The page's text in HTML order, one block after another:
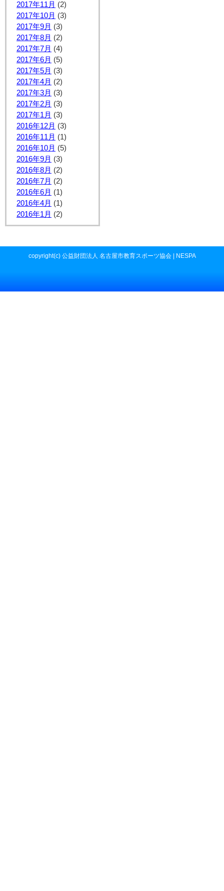
2017年11月 (2)
2017年10月 (3)
2017年9月 (3)
2017年8月 (2)
2017年7月 (4)
2017年6月 (5)
2017年5月 (3)
2017年4月 (2)
2017年3月 (3)
2017年2月 (3)
2017年1月 (3)
2016年12月 (3)
2016年11月 (1)
2016年10月 (5)
2016年9月 (3)
2016年8月 (2)
2016年7月 (2)
2016年6月 (1)
2016年4月 (1)
2016年1月 (2)
copyright(c) 公益財団法人 名古屋市教育スポーツ協会 | NESPA